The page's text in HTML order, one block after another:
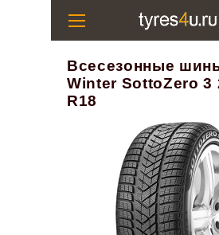
Всесезонные
Winter SottoZero 3
R18